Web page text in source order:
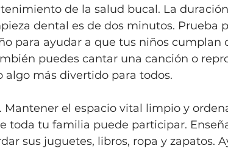
de la salud bucal. La
dental es de dos minutos. Prueba
para ayudar a que tus niños cumplan
puedes cantar una canción o
algo más divertido para todos.
Mantener el espacio vital limpio y
toda tu familia puede participar.
sus juguetes, libros, ropa y zapatos.